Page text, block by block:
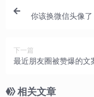
你该换微信头像
下一篇
最近朋友圈被赞爆的文
相关文章